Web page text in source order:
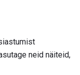
neid näiteid,